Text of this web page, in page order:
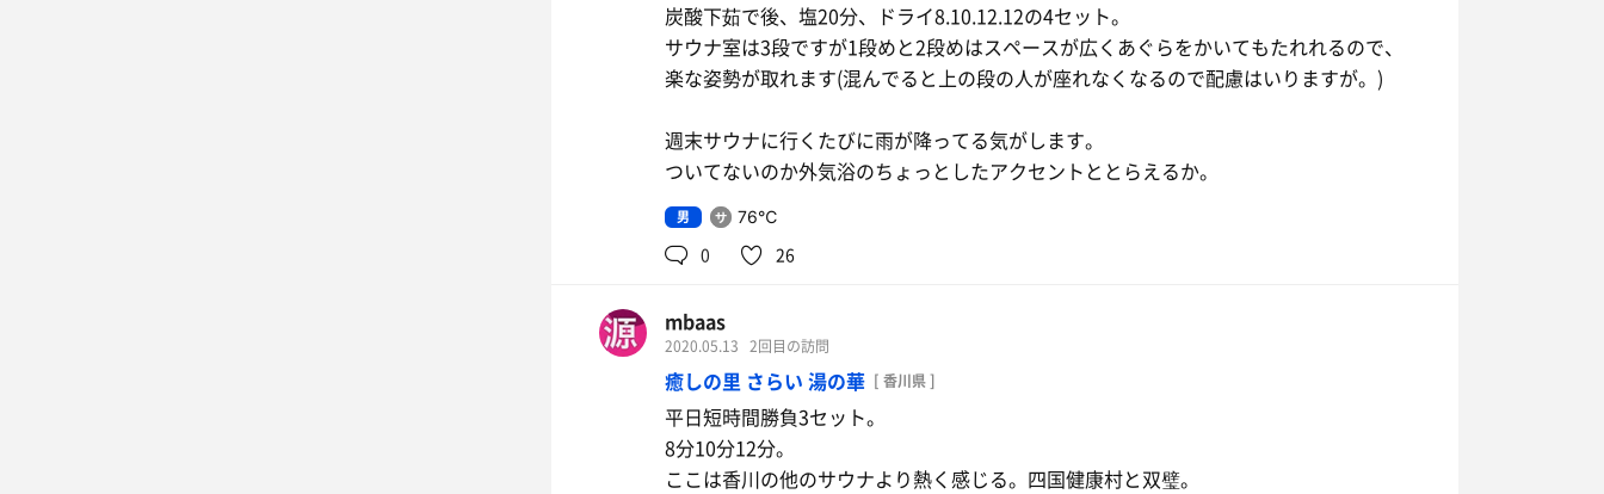
炭酸下茹で後、塩20分、ドライ8.10.12.12の4セット。
サウナ室は3段ですが1段めと2段めはスペースが広くあぐらをかいてもたれれるので、
楽な姿勢が取れます(混んでると上の段の人が座れなくなるので配慮はいりますが。)
週末サウナに行くたびに雨が降ってる気がします。
ついてないのか外気浴のちょっとしたアクセントととらえるか。
男 76℃
0 26
mbaas
2020.05.13 2回目の訪問
癒しの里 さらい 湯の華 [ 香川県 ]
平日短時間勝負3セット。
8分10分12分。
ここは香川の他のサウナより熱く感じる。四国健康村と双璧。